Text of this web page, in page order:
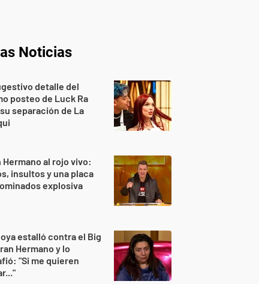
Noticias
detalle del
posteo de Luck Ra
separación de La
Hermano al rojo vivo:
insultos y una placa
explosiva
estalló contra el Big
Hermano y lo
"Si me quieren